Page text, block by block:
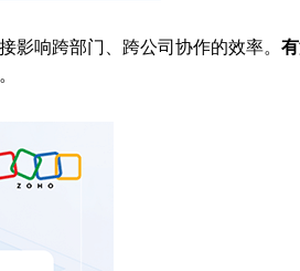
影响跨部门、跨公司协作的效率。